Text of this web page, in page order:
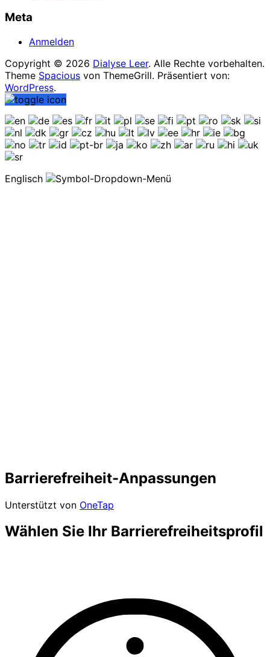
Meta
Anmelden
Copyright © 2026 Dialyse Leer. Alle Rechte vorbehalten.
Theme Spacious von ThemeGrill. Präsentiert von:
WordPress.
Englisch
Barrierefreiheit-Anpassungen
Unterstützt von OneTap
Wählen Sie Ihr Barrierefreiheitsprofil